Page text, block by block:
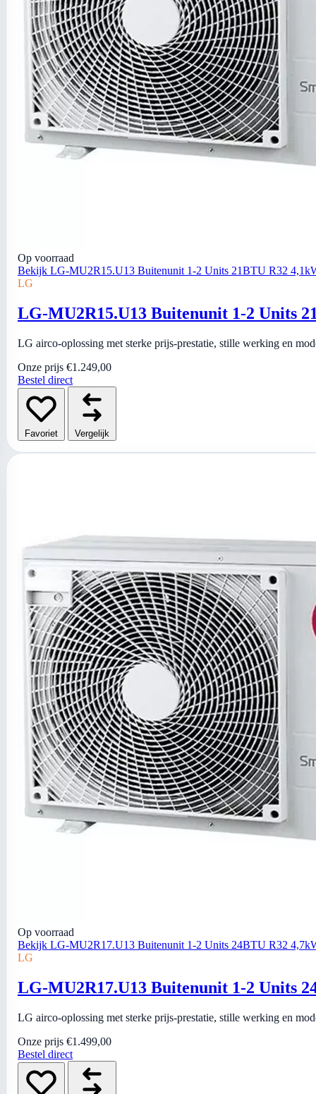
Op voorraad
Bekijk LG-MU2R15.U13 Buitenunit 1-2 Units 21BTU R32
LG
LG-MU2R15.U13 Buitenunit 1-2 Units
LG airco-oplossing met sterke prijs-prestatie, stille werking en
Onze prijs €1.249,00
Bestel direct
Favoriet Vergelijk
Op voorraad
Bekijk LG-MU2R17.U13 Buitenunit 1-2 Units 24BTU R32
LG
LG-MU2R17.U13 Buitenunit 1-2 Units
LG airco-oplossing met sterke prijs-prestatie, stille werking en
Onze prijs €1.499,00
Bestel direct